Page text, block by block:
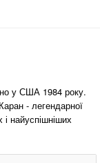
у США 1984 року.
- легендарної
найуспішніших